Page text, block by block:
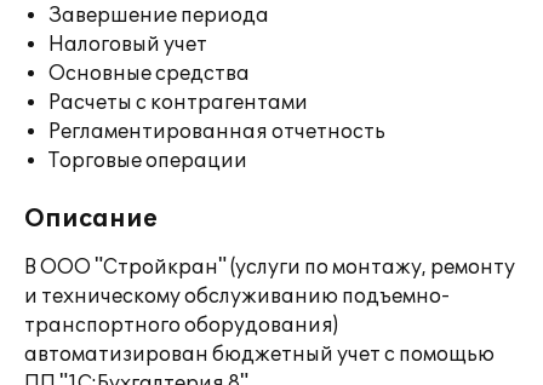
Завершение периода
Налоговый учет
Основные средства
Расчеты с контрагентами
Регламентированная отчетность
Торговые операции
Описание
В ООО "Стройкран" (услуги по монтажу, ремонту
и техническому обслуживанию подъемно-
транспортного оборудования)
автоматизирован бюджетный учет с помощью